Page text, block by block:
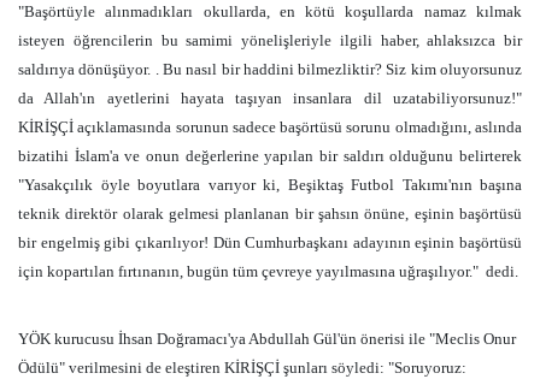
"Başörtüyle alınmadıkları okullarda, en kötü koşullarda namaz kılmak
isteyen öğrencilerin bu samimi yönelişleriyle ilgili haber, ahlaksızca bir
saldırıya dönüşüyor. . Bu nasıl bir haddini bilmezliktir? Siz kim oluyorsunuz
da Allah'ın ayetlerini hayata taşıyan insanlara dil uzatabiliyorsunuz!"
KİRİŞÇİ açıklamasında sorunun sadece başörtüsü sorunu olmadığını, aslında
bizatihi İslam'a ve onun değerlerine yapılan bir saldırı olduğunu belirterek
"Yasakçılık öyle boyutlara varıyor ki, Beşiktaş Futbol Takımı'nın başına
teknik direktör olarak gelmesi planlanan bir şahsın önüne, eşinin başörtüsü
bir engelmiş gibi çıkarılıyor! Dün Cumhurbaşkanı adayının eşinin başörtüsü
için kopartılan fırtınanın, bugün tüm çevreye yayılmasına uğraşılıyor." dedi.
YÖK kurucusu İhsan Doğramacı'ya Abdullah Gül'ün önerisi ile "Meclis Onur
Ödülü" verilmesini de eleştiren KİRİŞÇİ şunları söyledi: "Soruyoruz: